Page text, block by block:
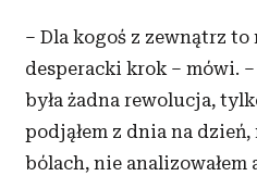
– Dla kogoś z zewnątrz to
desperacki krok – mówi.
była żadna rewolucja,
podjąłem z dnia na dzień,
bólach, nie analizowałem